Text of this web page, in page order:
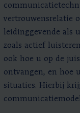
vertrouwensrelatie
leidinggevende als
zoals actief
ook hoe u op de
ontvangen, en hoe
situaties. Hierbij